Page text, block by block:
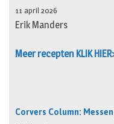
11 april 2026
Erik Manders
Meer recepten KLIK
Corvers Column: